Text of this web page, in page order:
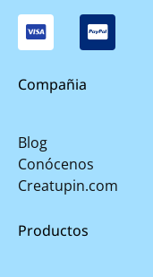
Compañia
Blog
Conócenos
Creatupin.com
Productos